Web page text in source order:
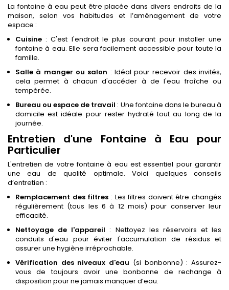
La fontaine à eau peut être placée dans divers endroits de la
maison, selon vos habitudes et l’aménagement de votre
espace :
Cuisine : C'est l'endroit le plus courant pour installer une
fontaine à eau. Elle sera facilement accessible pour toute la
famille.
Salle à manger ou salon : Idéal pour recevoir des invités,
cela permet à chacun d'accéder à de l'eau fraîche ou
tempérée.
Bureau ou espace de travail : Une fontaine dans le bureau à
domicile est idéale pour rester hydraté tout au long de la
journée.
Entretien d'une Fontaine à Eau pour
Particulier
L'entretien de votre fontaine à eau est essentiel pour garantir
une eau de qualité optimale. Voici quelques conseils
d’entretien :
Remplacement des filtres : Les filtres doivent être changés
régulièrement (tous les 6 à 12 mois) pour conserver leur
efficacité.
Nettoyage de l'appareil : Nettoyez les réservoirs et les
conduits d'eau pour éviter l'accumulation de résidus et
assurer une hygiène irréprochable.
Vérification des niveaux d'eau (si bonbonne) : Assurez-
vous de toujours avoir une bonbonne de rechange à
disposition pour ne jamais manquer d’eau.